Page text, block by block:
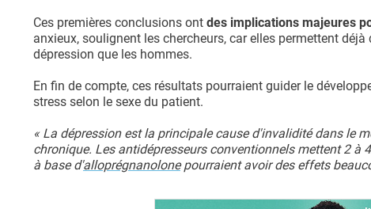
Ces premières conclusions ont des implications majeures
anxieux, soulignent les chercheurs, car elles permettent
dépression que les hommes.
En fin de compte, ces résultats pourraient guider le
stress selon le sexe du patient.
« La dépression est la principale cause d'invalidité dans le
chronique. Les antidépresseurs conventionnels mettent 2 à
à base d'alloprégnanolonepourraient avoir des effets